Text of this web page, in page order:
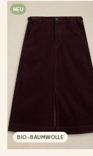
NEU
BIO-BAUMWOLLE